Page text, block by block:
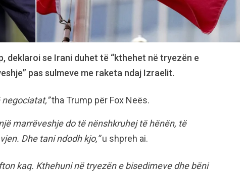
deklaroi se Irani duhet të “kthehet në tryezën e
pas sulmeve me raketa ndaj Izraelit.
tha Trump për Fox Neës.
marrëveshje do të nënshkruhej të hënën, të
Dhe tani ndodh kjo,”u shpreh ai.
kaq. Kthehuni në tryezën e bisedimeve dhe bëni